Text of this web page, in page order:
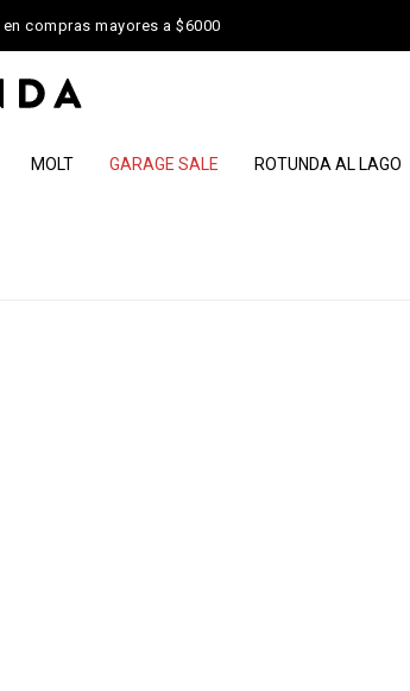
en compras mayores a $6000
MOLT GARAGE SALE ROTUNDA AL LAGO